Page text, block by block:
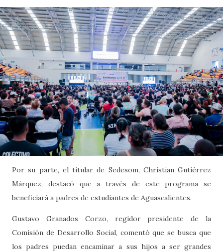
Por su parte, el titular de Sedesom, Christian Gutiérrez
Márquez, destacó que a través de este programa se
beneficiará a padres de estudiantes de Aguascalientes.
Gustavo Granados Corzo, regidor presidente de la
Comisión de Desarrollo Social, comentó que se busca que
los padres puedan encaminar a sus hijos a ser grandes